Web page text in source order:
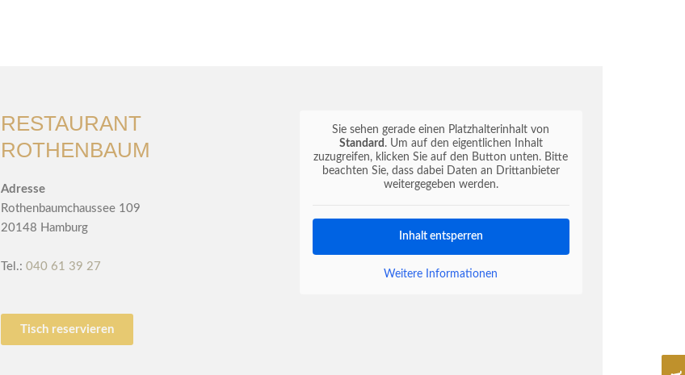
RESTAURANT
ROTHENBAUM
Adresse
Rothenbaumchaussee 109
20148 Hamburg
Tel.: 040 61 39 27
Tisch reservieren
Sie sehen gerade einen Platzhalterinhalt von
Standard . Um auf den eigentlichen Inhalt
zuzugreifen, klicken Sie auf den Button unten. Bitte
beachten Sie, dass dabei Daten an Drittanbieter
weitergegeben werden.
Inhalt entsperren
Weitere Informationen